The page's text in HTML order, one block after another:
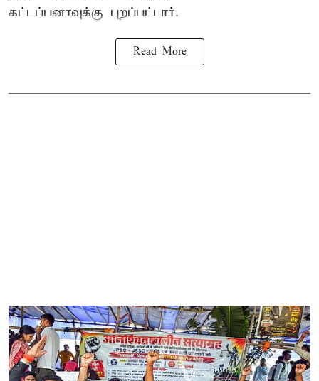
கட்டப்பனாவுக்கு புறப்பட்டார்.
Read More